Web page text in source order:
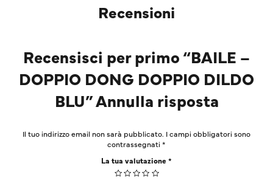
Recensioni
Recensisci per primo “BAILE –
DOPPIO DONG DOPPIO DILDO
BLU” Annulla risposta
Il tuo indirizzo email non sarà pubblicato. I campi obbligatori sono
contrassegnati*
La tua valutazione*